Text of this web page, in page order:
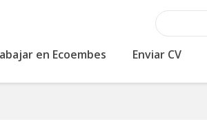
en Ecoembes Enviar CV